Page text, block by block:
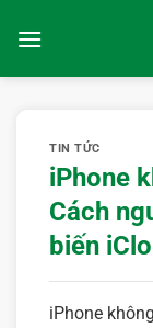
qua
TIN TỨC
iPhone
Cách
biến
iPhone